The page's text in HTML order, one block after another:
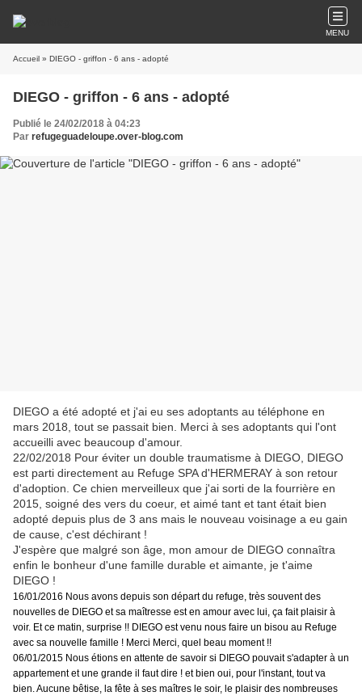
MENU
Accueil » DIEGO - griffon - 6 ans - adopté
DIEGO - griffon - 6 ans - adopté
Publié le 24/02/2018 à 04:23
Par refugeguadeloupe.over-blog.com
DIEGO a été adopté et j'ai eu ses adoptants au téléphone en
mars 2018, tout se passait bien. Merci à ses adoptants qui l'ont
accueilli avec beaucoup d'amour.
22/02/2018 Pour éviter un double traumatisme à DIEGO, DIEGO
est parti directement au Refuge SPA d'HERMERAY à son retour
d'adoption. Ce chien merveilleux que j'ai sorti de la fourrière en
2015, soigné des vers du coeur, et aimé tant et tant était bien
adopté depuis plus de 3 ans mais le nouveau voisinage a eu gain
de cause, c'est déchirant !
J'espère que malgré son âge, mon amour de DIEGO connaîtra
enfin le bonheur d'une famille durable et aimante, je t'aime
DIEGO !
16/01/2016 Nous avons depuis son départ du refuge, très souvent des
nouvelles de DIEGO et sa maîtresse est en amour avec lui, ça fait plaisir à
voir. Et ce matin, surprise !! DIEGO est venu nous faire un bisou au Refuge
avec sa nouvelle famille ! Merci Merci, quel beau moment !!
06/01/2015 Nous étions en attente de savoir si DIEGO pouvait s'adapter à un
appartement et une grande il faut dire ! et bien oui, pour l'instant, tout va
bien. Aucune bêtise, la fête à ses maîtres le soir, le plaisir des nombreuses